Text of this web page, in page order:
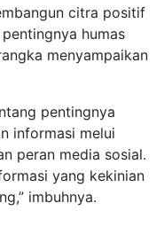
citra positif
humas
menyampaikan
pentingnya
informasi melui
peran media sosial.
yang kekinian
imbuhnya.